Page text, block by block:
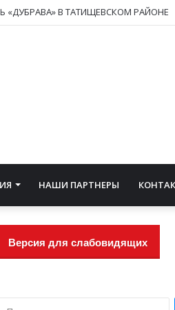
«ДУБРАВА» В ТАТИЩЕВСКОМ РАЙОНЕ
НАШИ ПАРТНЕРЫ
Версия для слабовидящих